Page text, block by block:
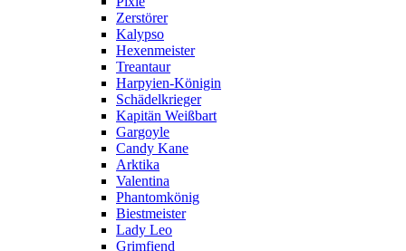
Zerstörer
Kalypso
Hexenmeister
Treantaur
Harpyien-Königin
Schädelkrieger
Kapitän Weißbart
Gargoyle
Candy Kane
Arktika
Valentina
Phantomkönig
Biestmeister
Lady Leo
Grimfiend